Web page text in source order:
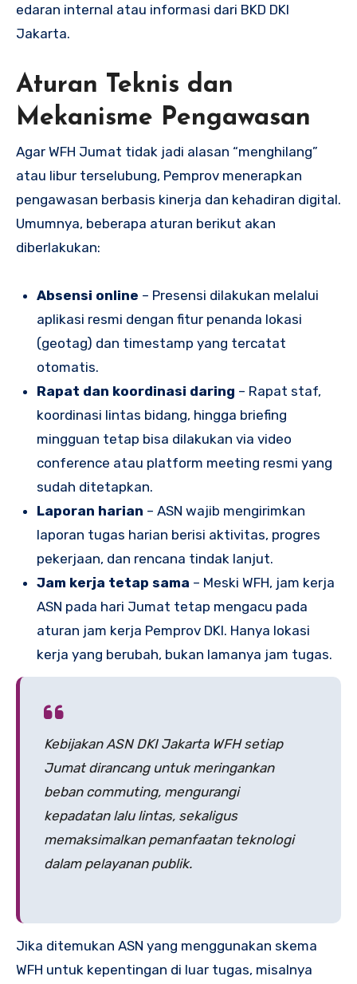
edaran internal atau informasi dari BKD DKI
Jakarta.
Aturan Teknis dan
Mekanisme Pengawasan
Agar WFH Jumat tidak jadi alasan “menghilang”
atau libur terselubung, Pemprov menerapkan
pengawasan berbasis kinerja dan kehadiran digital.
Umumnya, beberapa aturan berikut akan
diberlakukan:
Absensi online – Presensi dilakukan melalui
aplikasi resmi dengan fitur penanda lokasi
(geotag) dan timestamp yang tercatat
otomatis.
Rapat dan koordinasi daring – Rapat staf,
koordinasi lintas bidang, hingga briefing
mingguan tetap bisa dilakukan via video
conference atau platform meeting resmi yang
sudah ditetapkan.
Laporan harian – ASN wajib mengirimkan
laporan tugas harian berisi aktivitas, progres
pekerjaan, dan rencana tindak lanjut.
Jam kerja tetap sama – Meski WFH, jam kerja
ASN pada hari Jumat tetap mengacu pada
aturan jam kerja Pemprov DKI. Hanya lokasi
kerja yang berubah, bukan lamanya jam tugas.
Kebijakan ASN DKI Jakarta WFH setiap
Jumat dirancang untuk meringankan
beban commuting, mengurangi
kepadatan lalu lintas, sekaligus
memaksimalkan pemanfaatan teknologi
dalam pelayanan publik.
Jika ditemukan ASN yang menggunakan skema
WFH untuk kepentingan di luar tugas, misalnya